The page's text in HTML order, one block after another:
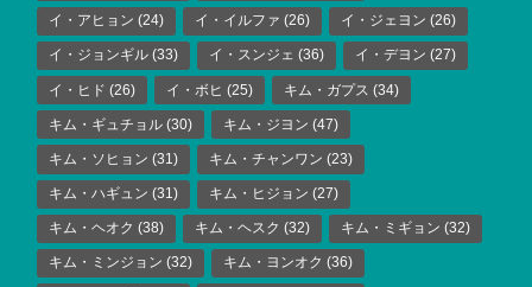
イ・アヒョン (24) イ・イルファ (26) イ・ジェヨン (26)
イ・ジョンギル (33) イ・スンジェ (36) イ・デヨン (27)
イ・ヒド (26) イ・ボヒ (25) キム・ガプス (34)
キム・ギュチョル (30) キム・ジヨン (47)
キム・ソヒョン (31) キム・チャンワン (23)
キム・ハギュン (31) キム・ヒジョン (27)
キム・ヘオク (38) キム・ヘスク (32) キム・ミギョン (32)
キム・ミンジョン (32) キム・ヨンオク (36)